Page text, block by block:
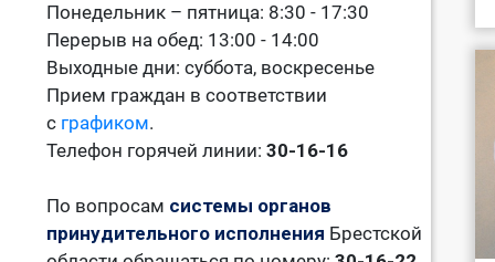
Понедельник – пятница: 8:30 - 17:30
Перерыв на обед: 13:00 - 14:00
Выходные дни: суббота, воскресенье
Прием граждан в соответствии
с графиком.
Телефон горячей линии: 30-16-16
По вопросам системы органов
принудительного исполнения Брестской